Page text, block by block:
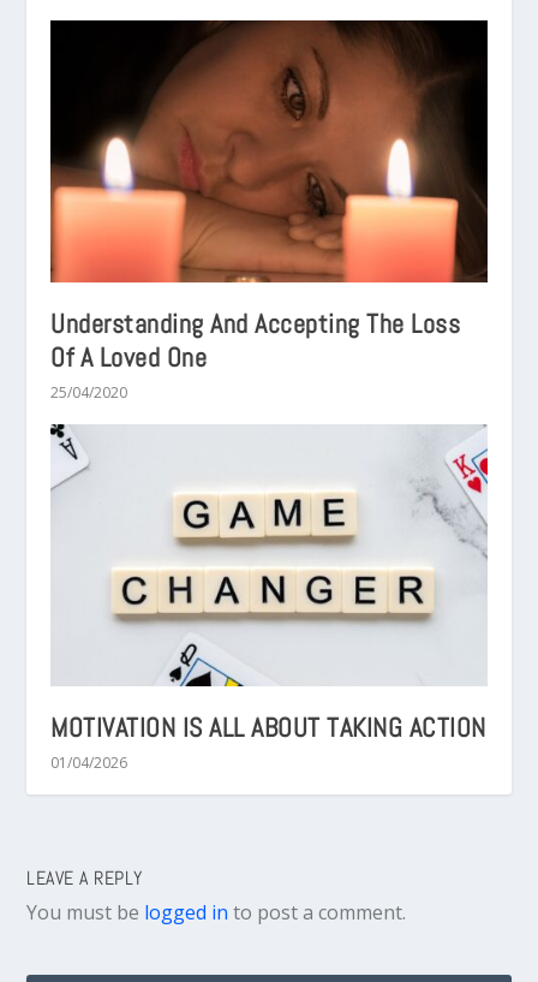
Understanding And Accepting The Loss
Of A Loved One
25/04/2020
MOTIVATION IS ALL ABOUT TAKING ACTION
01/04/2026
LEAVE A REPLY
You must be logged in to post a comment.